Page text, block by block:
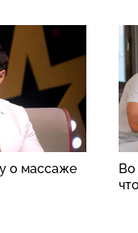
о массаже
Во